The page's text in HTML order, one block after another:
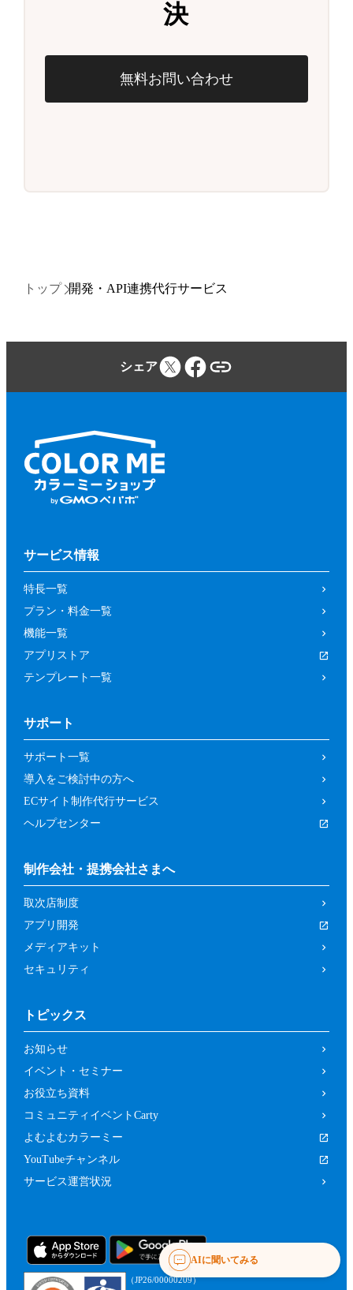
決
無料お問い合わせ
トップ 開発・API連携代行サービス
シェア
サービス情報
特長一覧
プラン・料金一覧
機能一覧
アプリストア
テンプレート一覧
サポート
サポート一覧
導入をご検討中の方へ
ECサイト制作代行サービス
ヘルプセンター
制作会社・提携会社さまへ
取次店制度
アプリ開発
メディアキット
セキュリティ
トピックス
お知らせ
イベント・セミナー
お役立ち資料
コミュニティイベントCarty
よむよむカラーミー
YouTubeチャンネル
サービス運営状況
（JP26/00000209）
AIに聞いてみる